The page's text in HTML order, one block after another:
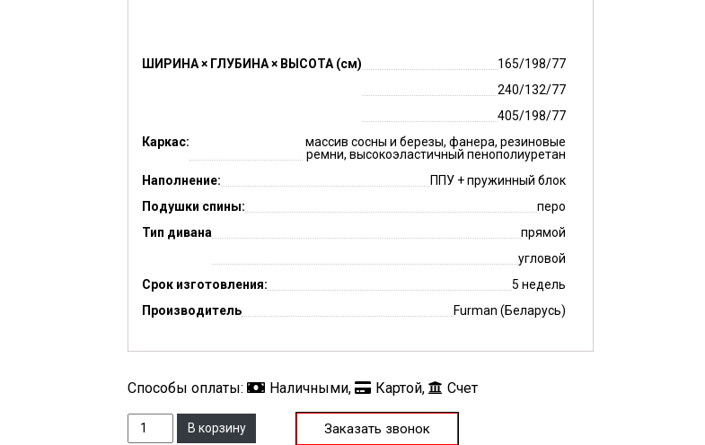
ШИРИНА × ГЛУБИНА × ВЫСОТА (см)
165/198/77
240/132/77
405/198/77
Каркас:
массив сосны и березы, фанера, резиновые
ремни, высокоэластичный пенополиуретан
Наполнение:
ППУ + пружинный блок
Подушки спины:
перо
Тип дивана
прямой
угловой
Срок изготовления:
5 недель
Производитель
Furman (Беларусь)
Способы оплаты: Наличными, Картой, Счет
КоличествоВ корзину Заказать звонок